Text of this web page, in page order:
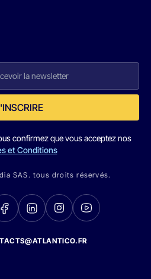
confirmez que vous acceptez nos
et Conditions
SAS. tous droits réservés.